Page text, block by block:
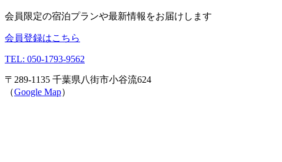
会員限定の宿泊プランや最新情報をお届けします
会員登録はこちら
TEL: 050-1793-9562
〒289-1135 千葉県八街市小谷流624
（Google Map）